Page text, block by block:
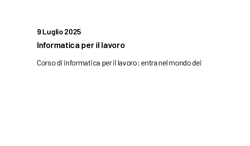
9 Luglio 2025
Informatica per il lavoro
Corso di informatica per il lavoro: entra nel mondo dei